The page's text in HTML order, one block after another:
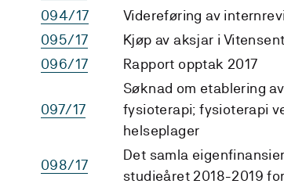
094/17
Videreføring av
095/17
Kjøp av aksjar i
096/17
Rapport opptak 2017
097/17
Søknad om etablering
fysioterapi; fysioterapi
helseplager
098/17
Det samla
studieåret 2018-2019